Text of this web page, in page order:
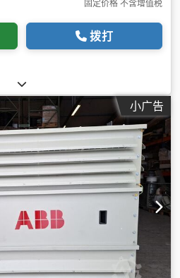
固定价格 不含增值税
拨打
小广告